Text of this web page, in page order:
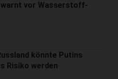
warnt vor Wasserstoff-
könnte Putins
Risiko werden